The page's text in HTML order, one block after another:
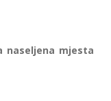
naseljena mjesta